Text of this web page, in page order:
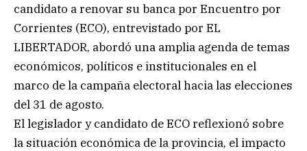
candidato a renovar su banca por Encuentro por
Corrientes (ECO), entrevistado por EL
LIBERTADOR, abordó una amplia agenda de temas
económicos, políticos e institucionales en el
marco de la campaña electoral hacia las elecciones
del 31 de agosto.
El legislador y candidato de ECO reflexionó sobre
la situación económica de la provincia, el impacto